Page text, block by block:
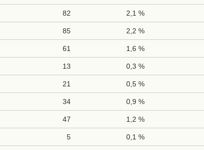
82 2,1 %
85 2,2 %
61 1,6 %
13 0,3 %
21 0,5 %
34 0,9 %
47 1,2 %
5 0,1 %